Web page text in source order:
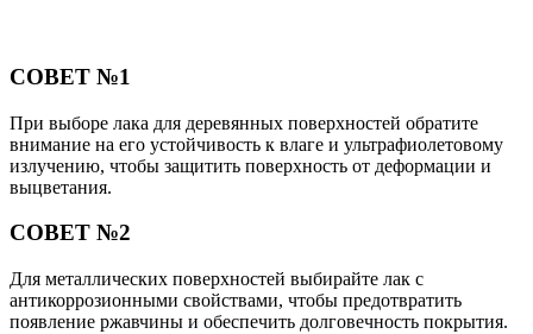
СОВЕТ №1
При выборе лака для деревянных поверхностей обратите
внимание на его устойчивость к влаге и ультрафиолетовому
излучению, чтобы защитить поверхность от деформации и
выцветания.
СОВЕТ №2
Для металлических поверхностей выбирайте лак с
антикоррозионными свойствами, чтобы предотвратить
появление ржавчины и обеспечить долговечность покрытия.